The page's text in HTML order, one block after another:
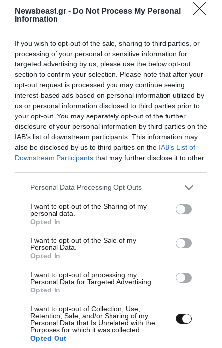
Newsbeast.gr - Do Not Process My Personal
Information
If you wish to opt-out of the sale, sharing to third parties, or
processing of your personal or sensitive information for
targeted advertising by us, please use the below opt-out
section to confirm your selection. Please note that after your
opt-out request is processed you may continue seeing
interest-based ads based on personal information utilized by
us or personal information disclosed to third parties prior to
your opt-out. You may separately opt-out of the further
disclosure of your personal information by third parties on the
IAB’s list of downstream participants. This information may
also be disclosed by us to third parties on the IAB’s List of
Downstream Participants that may further disclose it to other
Please note that this website/app uses one or more Google
not limited to your visit or usage behaviour. You may click to
grant or deny consent to Google and its third-party tags to
use your data for below specified purposes in below Google
consent section.
Personal Data Processing Opt Outs
I want to opt-out of the Sharing of my
personal data.
Opted In
I want to opt-out of the Sale of my
Personal Data.
Opted In
I want to opt-out of processing my
Personal Data for Targeted Advertising.
Opted In
I want to opt-out of Collection, Use,
Retention, Sale, and/or Sharing of my
Personal Data that Is Unrelated with the
Purposes for which it was collected.
Opted Out
Οι 7 καθημερινές συνήθειες που ορκίζονται οι
ειδικοί στον ύπνο – Και οι περισσότεροι από
Ακολουθήστε τοNEWSBEASTστοGoogle News
και μάθετε πρώτοι όλες τις ειδήσεις
TRENDING